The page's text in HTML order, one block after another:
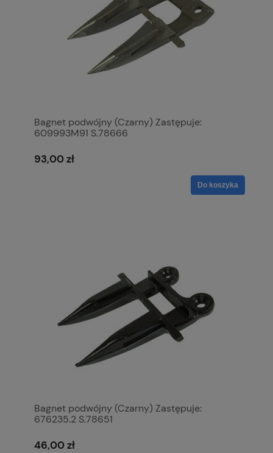
Bagnet podwójny (Czarny) Zastępuje:
609993M91 S.78666
93,00 zł
Do koszyka
Bagnet podwójny (Czarny) Zastępuje:
676235.2 S.78651
46,00 zł